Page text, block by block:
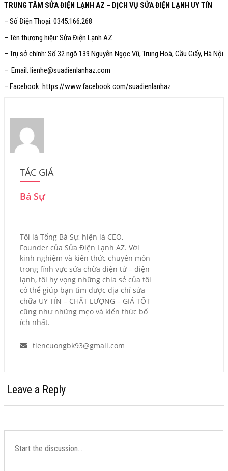
TRUNG TÂM SỬA ĐIỆN LẠNH AZ – DỊCH VỤ SỬA ĐIỆN LẠNH UY TÍN
– Số Điện Thoại: 0345.166.268
– Tên thương hiệu: Sửa Điện Lạnh AZ
– Trụ sở chính: Số 32 ngõ 139 Nguyễn Ngọc Vũ, Trung Hoà, Cầu Giấy, Hà Nội
– Email: lienhe@suadienlanhaz.com
– Facebook: https://www.facebook.com/suadienlanhaz
TÁC GIẢ
Bá Sự
Tôi là Tống Bá Sự, hiện là CEO,
Founder của Sửa Điện Lạnh AZ. Với
kinh nghiệm và kiến thức chuyên môn
trong lĩnh vực sửa chữa điện tử – điện
lạnh, tôi hy vọng những chia sẻ của tôi
có thể giúp bạn tìm được địa chỉ sửa
chữa UY TÍN – CHẤT LƯỢNG – GIÁ TỐT
cũng như những mẹo và kiến thức bổ
ích nhất.
tiencuongbk93@gmail.com
Leave a Reply